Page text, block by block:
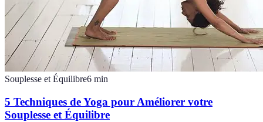
Souplesse et Équilibre6 min
5 Techniques de Yoga pour Améliorer votre
Souplesse et Équilibre